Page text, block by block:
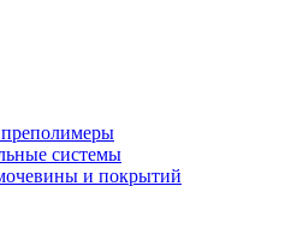
системы
и покрытий